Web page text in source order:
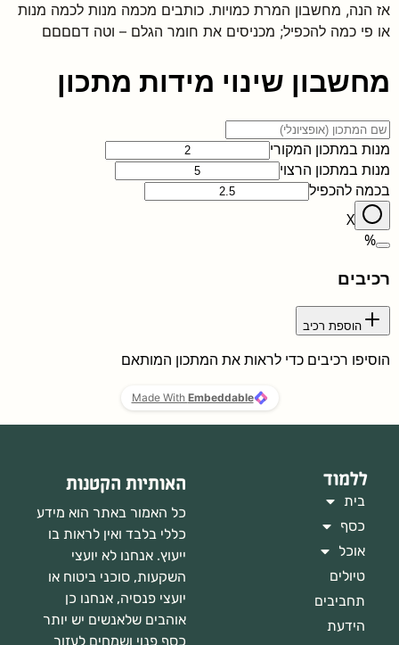
אז הנה, מחשבון המרת כמויות. כותבים מכמה מנות לכמה מנות
או פי כמה להכפיל; מכניסים את חומר הגלם – וטה דםםםם
ללמוד
בית
כסף
אוכל
טיולים
תחביבים
הידעת
האותיות הקטנות
כל האמור באתר הוא מידע
כללי בלבד ואין לראות בו
ייעוץ. אנחנו לא יועצי
השקעות, סוכני ביטוח או
יועצי פנסיה, אנחנו כן
אוהבים שלאנשים יש יותר
כסף פנוי ושמחים לעזור